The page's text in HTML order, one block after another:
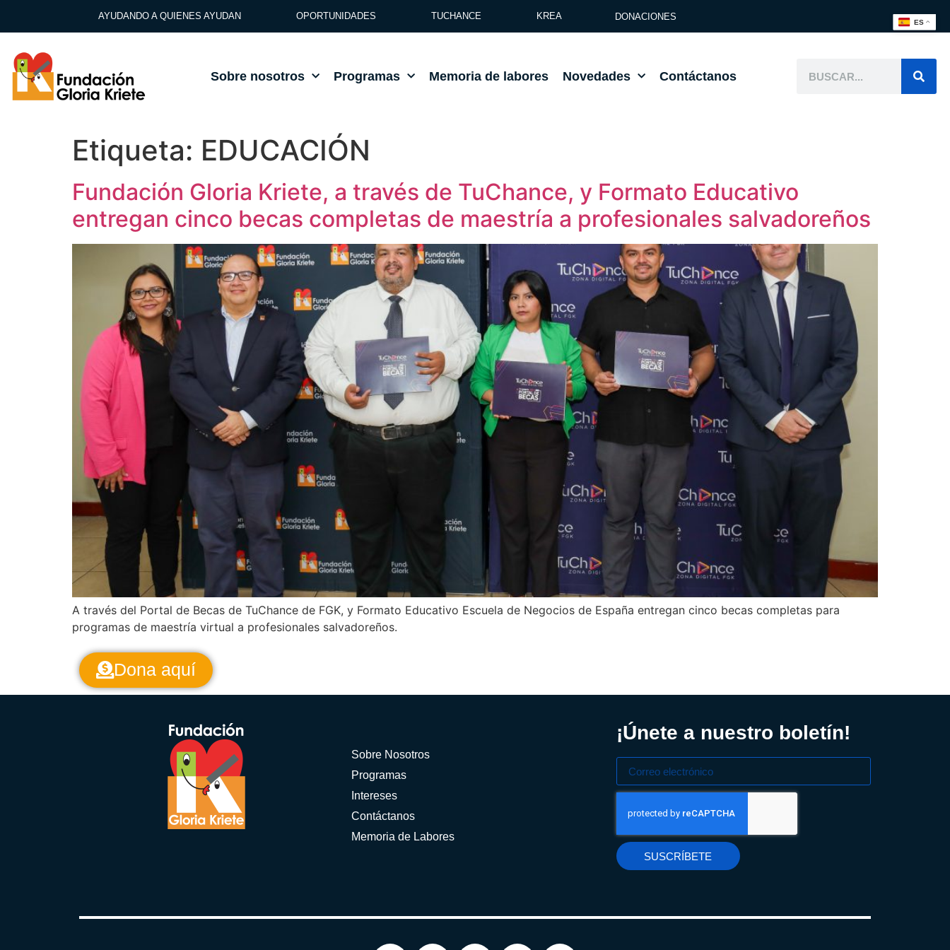
AYUDANDO A QUIENES AYUDAN OPORTUNIDADES TUCHANCE KREA DONACIONES
Sobre nosotros Programas Memoria de labores Novedades Contáctanos
Etiqueta: EDUCACIÓN
Fundación Gloria Kriete, a través de TuChance, y Formato Educativo
entregan cinco becas completas de maestría a profesionales salvadoreños
A través del Portal de Becas de TuChance de FGK, y Formato Educativo Escuela de Negocios de España entregan cinco becas completas para
programas de maestría virtual a profesionales salvadoreños.
Dona aquí
Sobre Nosotros
Programas
Intereses
Contáctanos
Memoria de Labores
¡Únete a nuestro boletín!
SUSCRÍBETE
ES